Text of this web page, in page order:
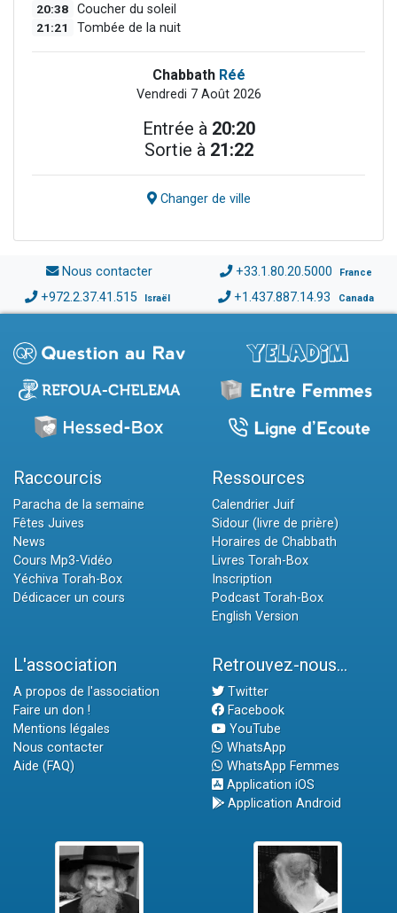
20:38 Coucher du soleil
21:21 Tombée de la nuit
Chabbath Réé
Vendredi 7 Août 2026
Entrée à 20:20
Sortie à 21:22
Changer de ville
Nous contacter +33.1.80.20.5000 France
+972.2.37.41.515 Israël +1.437.887.14.93 Canada
Raccourcis
Paracha de la semaine
Fêtes Juives
News
Cours Mp3-Vidéo
Yéchiva Torah-Box
Dédicacer un cours
Ressources
Calendrier Juif
Sidour (livre de prière)
Horaires de Chabbath
Livres Torah-Box
Inscription
Podcast Torah-Box
English Version
L'association
A propos de l'association
Faire un don !
Mentions légales
Nous contacter
Aide (FAQ)
Retrouvez-nous...
Twitter
Facebook
YouTube
WhatsApp
WhatsApp Femmes
Application iOS
Application Android